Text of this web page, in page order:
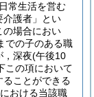
常生活を営む
介護者」とい
の場合におい
での子のある職
，深夜(午後10
この項において
ことができる
おける当該職